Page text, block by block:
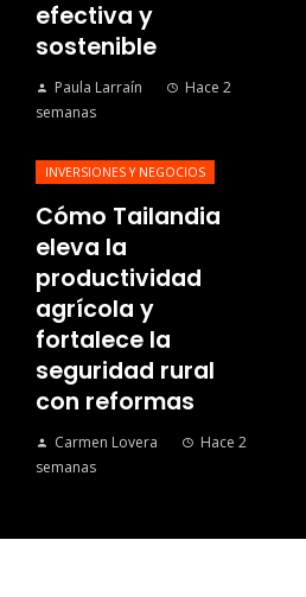
efectiva y
sostenible
Paula Larraín
Hace 2
semanas
INVERSIONES Y NEGOCIOS
Cómo Tailandia
eleva la
productividad
agrícola y
fortalece la
seguridad rural
con reformas
Carmen Lovera
Hace 2
semanas